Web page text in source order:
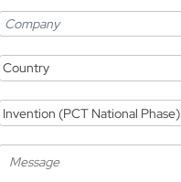
Country
Invention (PCT National Phase)